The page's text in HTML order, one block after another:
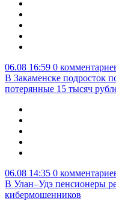
06.08 16:59 0
В Закаменске подросток
потерянные 15 тысяч
06.08 14:35 0
В Улан–Удэ пенсионеры
кибермошенников